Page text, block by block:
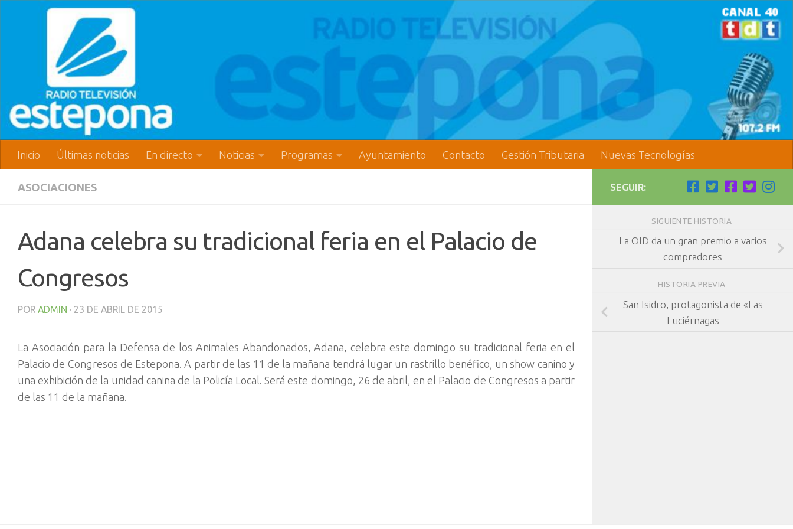
Inicio Últimas noticias En directo Noticias Programas Ayuntamiento Contacto Gestión Tributaria Nuevas Tecnologías
ASOCIACIONES
Adana celebra su tradicional feria en el Palacio de
Congresos
POR ADMIN · 23 DE ABRIL DE 2015
La Asociación para la Defensa de los Animales Abandonados, Adana, celebra este domingo su tradicional feria en el
Palacio de Congresos de Estepona. A partir de las 11 de la mañana tendrá lugar un rastrillo benéfico, un show canino y
una exhibición de la unidad canina de la Policía Local. Será este domingo, 26 de abril, en el Palacio de Congresos a partir
de las 11 de la mañana.
SEGUIR:
SIGUIENTE HISTORIA
La OID da un gran premio a varios
compradores
HISTORIA PREVIA
San Isidro, protagonista de «Las
Luciérnagas